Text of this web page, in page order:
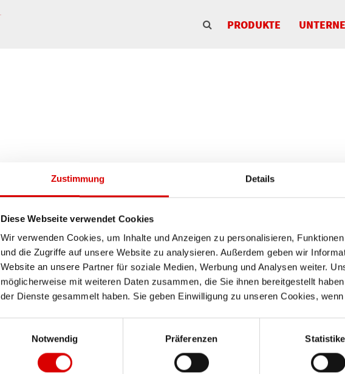
Zustimmung Details
Diese Webseite verwendet Cookies
Wir verwenden Cookies, um Inhalte und Anzeigen zu personalisieren,
und die Zugriffe auf unsere Website zu analysieren. Außerdem geben wir
Website an unsere Partner für soziale Medien, Werbung und Analysen weiter.
möglicherweise mit weiteren Daten zusammen, die Sie ihnen bereitgestellt
der Dienste gesammelt haben. Sie geben Einwilligung zu unseren Cookies,
Notwendig
Präferenzen
PRODUKTE